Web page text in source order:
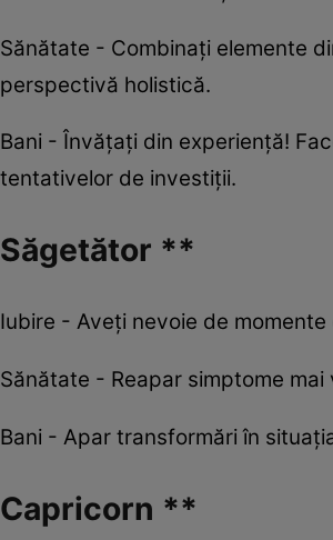
Sănătate - Combinați elemente
perspectivă holistică.
Bani - Învățați din experiență!
tentativelor de investiții.
Săgetător **
Iubire - Aveți nevoie de
Sănătate - Reapar simptome
Bani - Apar transformări în
Capricorn **